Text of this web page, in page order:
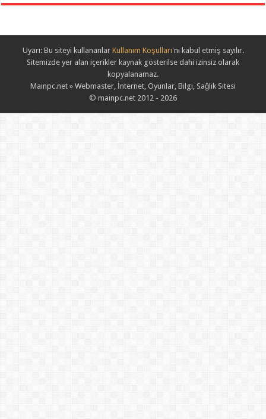
Uyarı: Bu siteyi kullananlar Kullanım Koşulları'nı kabul etmiş sayılır.
Sitemizde yer alan içerikler kaynak gösterilse dahi izinsiz olarak
kopyalanamaz.
Mainpc.net » Webmaster, İnternet, Oyunlar, Bilgi, Sağlık Sitesi
© mainpc.net 2012 - 2026